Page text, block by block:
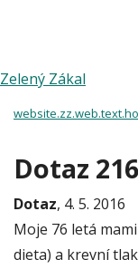
Zelený Zákal
Dotaz
Dotaz, 4. 5. 2016
Moje 76 letá
dieta) a krevní